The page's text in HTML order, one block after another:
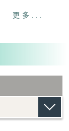
更多...